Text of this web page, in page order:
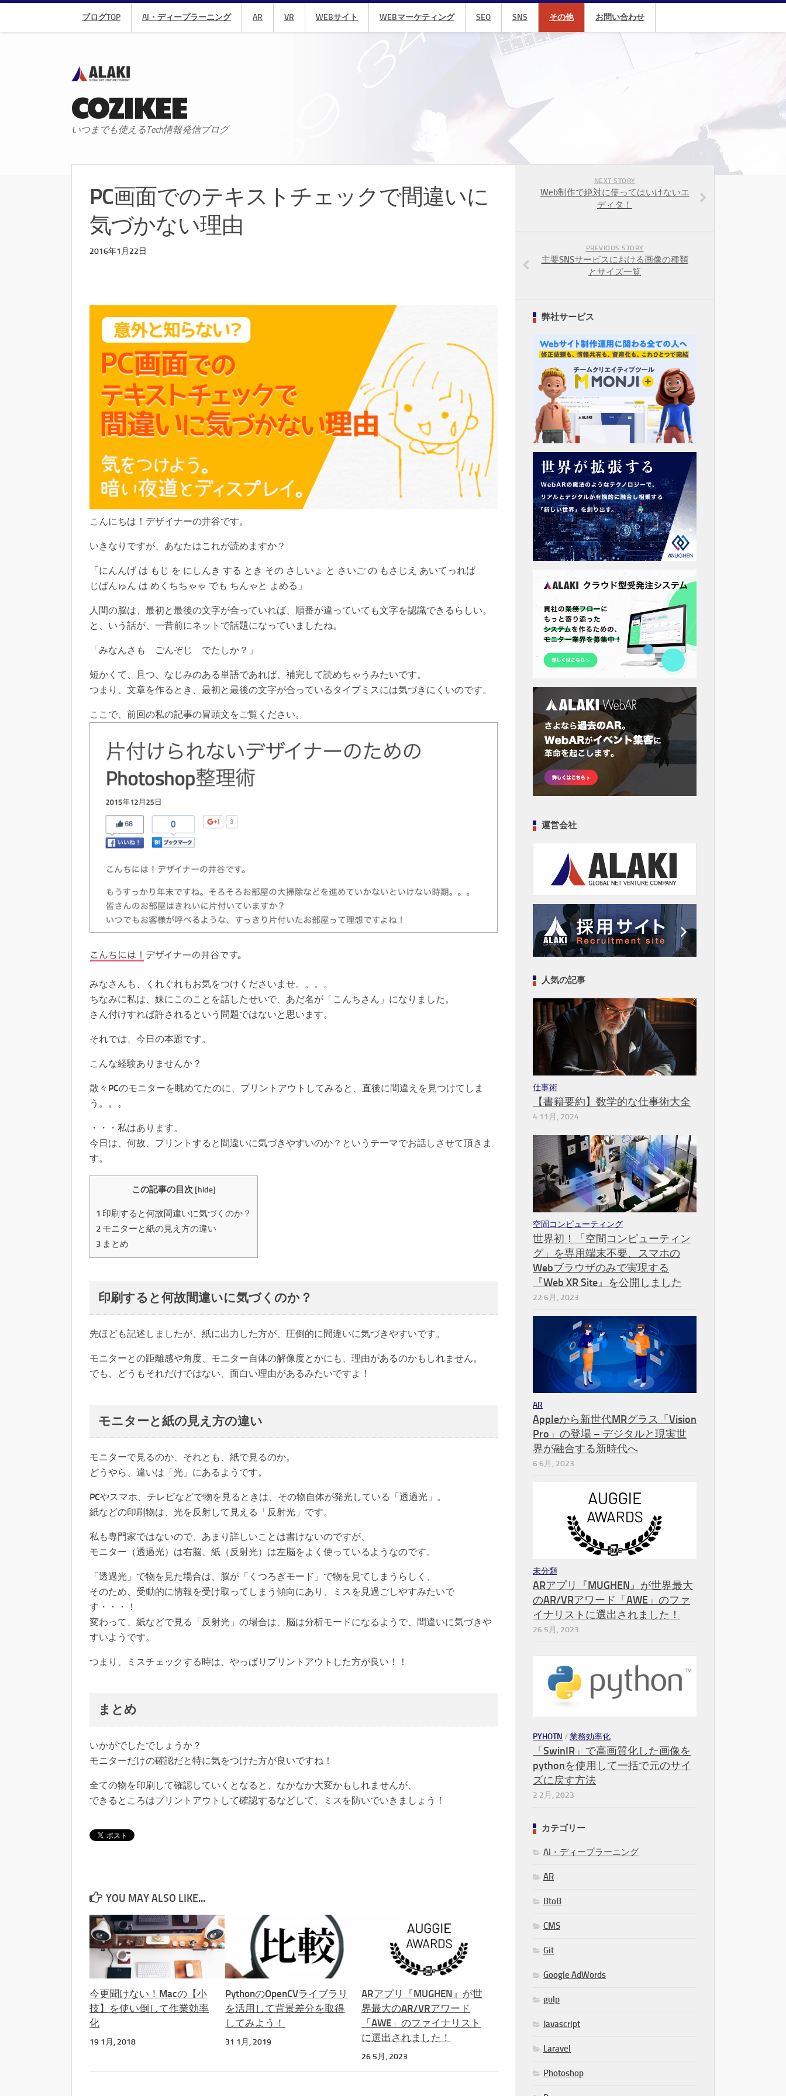
ブログTOP AI・ディープラーニング AR VR WEBサイト WEBマーケティング SEO SNS その他 お問い合わせ
COZIKEE
いつまでも使えるTech情報発信ブログ
PC画面でのテキストチェックで間違いに
気づかない理由
2016年1月22日
こんにちは！デザイナーの井谷です。
いきなりですが、あなたはこれが読めますか？
「にんんげ は もじ を にしんき する とき その さしいょ と さいご の もさじえ あいてっれば
じばんゅん は めくちちゃゃ でも ちんゃと よめる」
人間の脳は、最初と最後の文字が合っていれば、順番が違っていても文字を認識できるらしい。
と、いう話が、一昔前にネットで話題になっていましたね。
「みなんさも ごんぞじ でたしか？」
短かくて、且つ、なじみのある単語であれば、補完して読めちゃうみたいです。
つまり、文章を作るとき、最初と最後の文字が合っているタイプミスには気づきにくいのです。
ここで、前回の私の記事の冒頭文をご覧ください。
みなさんも、くれぐれもお気をつけくださいませ。。。。
ちなみに私は、妹にこのことを話したせいで、あだ名が「こんちさん」になりました。
さん付けすれば許されるという問題ではないと思います。
それでは、今日の本題です。
こんな経験ありませんか？
散々PCのモニターを眺めてたのに、プリントアウトしてみると、直後に間違えを見つけてしま
う。。。
・・・私はあります。
今日は、何故、プリントすると間違いに気づきやすいのか？というテーマでお話しさせて頂きま
す。
この記事の目次 [hide]
1 印刷すると何故間違いに気づくのか？
2 モニターと紙の見え方の違い
3 まとめ
印刷すると何故間違いに気づくのか？
先ほども記述しましたが、紙に出力した方が、圧倒的に間違いに気づきやすいです。
モニターとの距離感や角度、モニター自体の解像度とかにも、理由があるのかもしれません。
でも、どうもそれだけではない、面白い理由があるみたいですよ！
モニターと紙の見え方の違い
モニターで見るのか、それとも、紙で見るのか。
どうやら、違いは「光」にあるようです。
PCやスマホ、テレビなどで物を見るときは、その物自体が発光している「透過光」。
紙などの印刷物は、光を反射して見える「反射光」です。
私も専門家ではないので、あまり詳しいことは書けないのですが、
モニター（透過光）は右脳、紙（反射光）は左脳をよく使っているようなのです。
「透過光」で物を見た場合は、脳が「くつろぎモード」で物を見てしまうらしく、
そのため、受動的に情報を受け取ってしまう傾向にあり、ミスを見過ごしやすみたいで
す・・・！
変わって、紙などで見る「反射光」の場合は、脳は分析モードになるようで、間違いに気づきや
すいようです。
つまり、ミスチェックする時は、やっぱりプリントアウトした方が良い！！
まとめ
いかがでしたでしょうか？
モニターだけの確認だと特に気をつけた方が良いですね！
全ての物を印刷して確認していくとなると、なかなか大変かもしれませんが、
できるところはプリントアウトして確認するなどして、ミスを防いでいきましょう！
YOU MAY ALSO LIKE...
今更聞けない！Macの【小
技】を使い倒して作業効率
化
19 1月, 2018
PythonのOpenCVライブラリ
を活用して背景差分を取得
してみよう！
31 1月, 2019
ARアプリ『MUGHEN』が世
界最大のAR/VRアワード
「AWE」のファイナリスト
に選出されました！
26 5月, 2023
NEXT STORY
Web制作で絶対に使ってはいけないエ
ディタ！
PREVIOUS STORY
主要SNSサービスにおける画像の種類
とサイズ一覧
弊社サービス
運営会社
人気の記事
仕事術
【書籍要約】数学的な仕事術大全
4 11月, 2024
空間コンピューティング
世界初！「空間コンピューティン
グ」を専用端末不要、スマホの
Webブラウザのみで実現する
『Web XR Site』を公開しました
22 6月, 2023
AR
Appleから新世代MRグラス「Vision
Pro」の登場 – デジタルと現実世
界が融合する新時代へ
6 6月, 2023
未分類
ARアプリ『MUGHEN』が世界最大
のAR/VRアワード「AWE」のファ
イナリストに選出されました！
26 5月, 2023
PYHOTN /業務効率化
「SwinIR」で高画質化した画像を
pythonを使用して一括で元のサイ
ズに戻す方法
2 2月, 2023
カテゴリー
AI・ディープラーニング
AR
BtoB
CMS
Git
Google AdWords
gulp
Javascript
Laravel
Photoshop